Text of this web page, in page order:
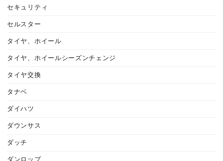
セキュリティ
セルスター
タイヤ、ホイール
タイヤ、ホイールシーズンチェンジ
タイヤ交換
タナベ
ダイハツ
ダウンサス
ダッチ